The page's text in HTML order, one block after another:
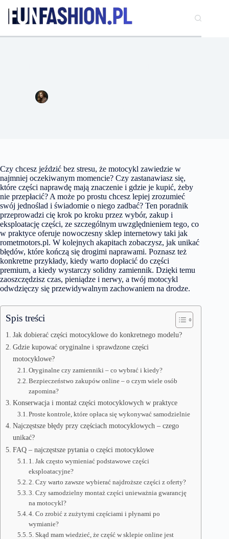
treści
Czy chcesz jeździć bez stresu, że motocykl zawiedzie w
najmniej oczekiwanym momencie? Czy zastanawiasz się,
które części naprawdę mają znaczenie i gdzie je kupić, żeby
nie przepłacić? A może po prostu chcesz lepiej zrozumieć
swój jednoślad i świadomie o niego zadbać? Ten poradnik
przeprowadzi cię krok po kroku przez wybór, zakup i
eksploatację części, ze szczególnym uwzględnieniem tego, co
w praktyce oferuje nowoczesny sklep internetowy taki jak
rometmotors.pl. W kolejnych akapitach zobaczysz, jak unikać
błędów, które kończą się drogimi naprawami. Poznasz też
konkretne przykłady, kiedy warto dopłacić do części
premium, a kiedy wystarczy solidny zamiennik. Dzięki temu
zaoszczędzisz czas, pieniądze i nerwy, a twój motocykl
odwdzięczy się przewidywalnym zachowaniem na drodze.
Spis treści
Jak dobierać części motocyklowe do konkretnego modelu?
Gdzie kupować oryginalne i sprawdzone części
motocyklowe?
Oryginalne czy zamienniki – co wybrać i kiedy?
Bezpieczeństwo zakupów online – o czym wiele osób
zapomina?
Konserwacja i montaż części motocyklowych w praktyce
Proste kontrole, które opłaca się wykonywać samodzielnie
Najczęstsze błędy przy częściach motocyklowych – czego
unikać?
FAQ – najczęstsze pytania o części motocyklowe
1. Jak często wymieniać podstawowe części
eksploatacyjne?
2. Czy warto zawsze wybierać najdroższe części z oferty?
3. Czy samodzielny montaż części unieważnia gwarancję
na motocykl?
4. Co zrobić z zużytymi częściami i płynami po
wymianie?
5. Skąd mam wiedzieć, że część w sklepie online jest